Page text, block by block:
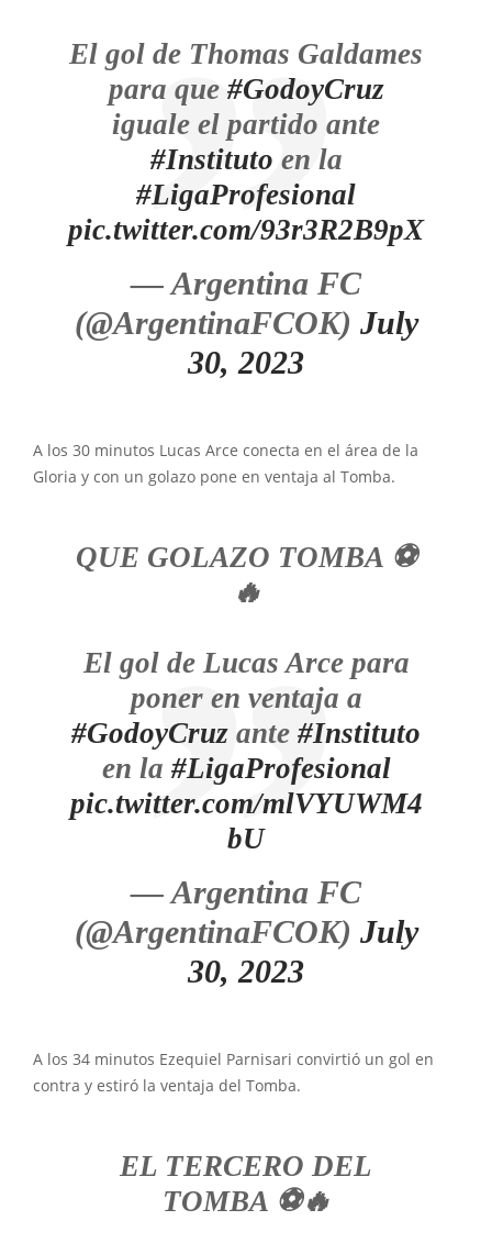
El gol de Thomas Galdames
para que #GodoyCruz
iguale el partido ante
#Instituto en la
#LigaProfesional
pic.twitter.com/93r3R2B9pX
— Argentina FC
(@ArgentinaFCOK) July
30, 2023
A los 30 minutos Lucas Arce conecta en el área de la
Gloria y con un golazo pone en ventaja al Tomba.
QUE GOLAZO TOMBA ⚽️
🔥
El gol de Lucas Arce para
poner en ventaja a
#GodoyCruz ante #Instituto
en la #LigaProfesional
pic.twitter.com/mlVYUWM4
bU
— Argentina FC
(@ArgentinaFCOK) July
30, 2023
A los 34 minutos Ezequiel Parnisari convirtió un gol en
contra y estiró la ventaja del Tomba.
EL TERCERO DEL
TOMBA ⚽️🔥